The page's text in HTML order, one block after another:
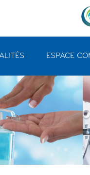
ESPACE